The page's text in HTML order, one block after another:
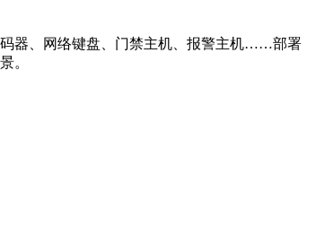
码器、网络键盘、门禁主机、报警主机……部署
。